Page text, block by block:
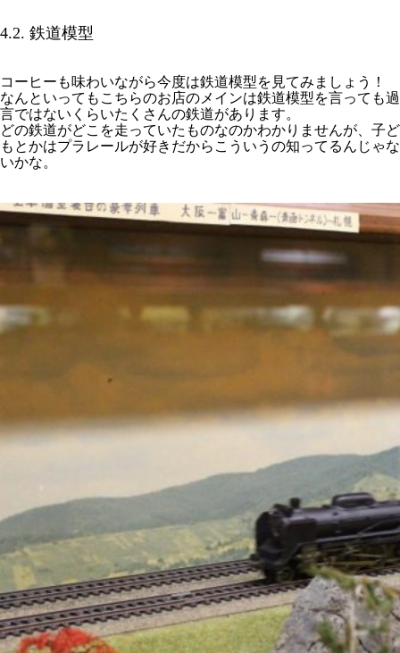
4.2. 鉄道模型
コーヒーも味わいながら今度は鉄道模型を見てみましょう！
なんといってもこちらのお店のメインは鉄道模型を言っても過
言ではないくらいたくさんの鉄道があります。
どの鉄道がどこを走っていたものなのかわかりませんが、子ど
もとかはプラレールが好きだからこういうの知ってるんじゃな
いかな。